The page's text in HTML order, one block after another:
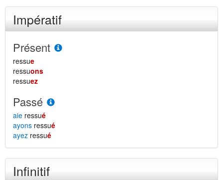
Impératif
Présent
ressue
ressuons
ressuez
Passé
aie ressué
ayons ressué
ayez ressué
Infinitif